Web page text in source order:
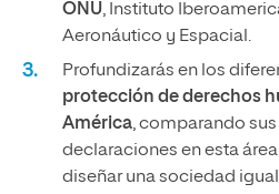
ONU, Instituto
Aeronáutico y Espacial.
Profundizarás en los
protección de derechos
América, comparando
declaraciones en esta
diseñar una sociedad